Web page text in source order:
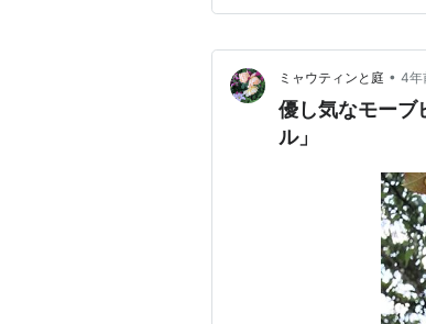
ミャウティンと庭 • 4年
優し気なモーブ
ル」